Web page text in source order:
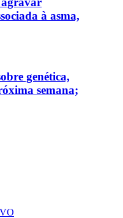
à asma,
genética,
semana;